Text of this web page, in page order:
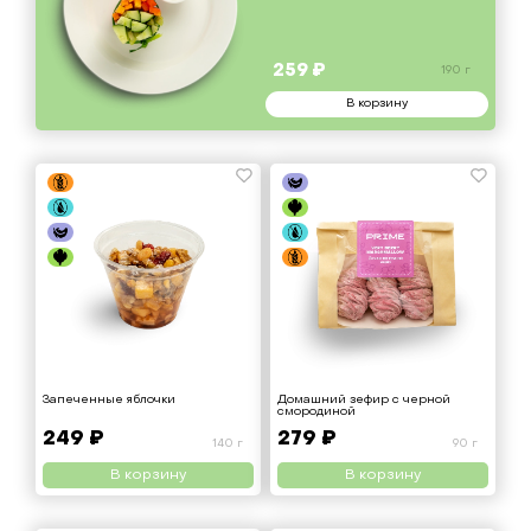
259 ₽ 190 г
В корзину
Запеченные яблочки
249 ₽ 140 г
В корзину
Домашний зефир с черной
смородиной
279 ₽ 90 г
В корзину